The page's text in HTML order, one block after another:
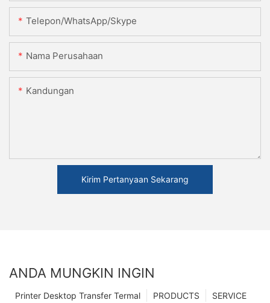
Telepon/WhatsApp/Skype
Nama Perusahaan
Kandungan
Kirim Pertanyaan Sekarang
ANDA MUNGKIN INGIN
SERVICE
PRODUCTS
Printer Desktop Transfer Termal